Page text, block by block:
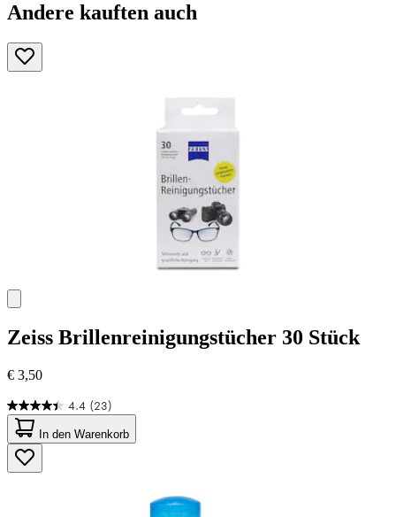
Andere kauften auch
Zeiss Brillenreinigungstücher 30 Stück
€ 3,50
4.4 (23)
4.4
von
5
Sternen.
23
In den Warenkorb